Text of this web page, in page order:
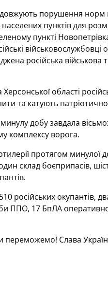
порушення
пунктів для
пункті
російська
області
та катують
добу завдала
комплексу ворога.
протягом
склад боєприпасів,
російських
ППО, 17 БпЛА
переможемо! Слава